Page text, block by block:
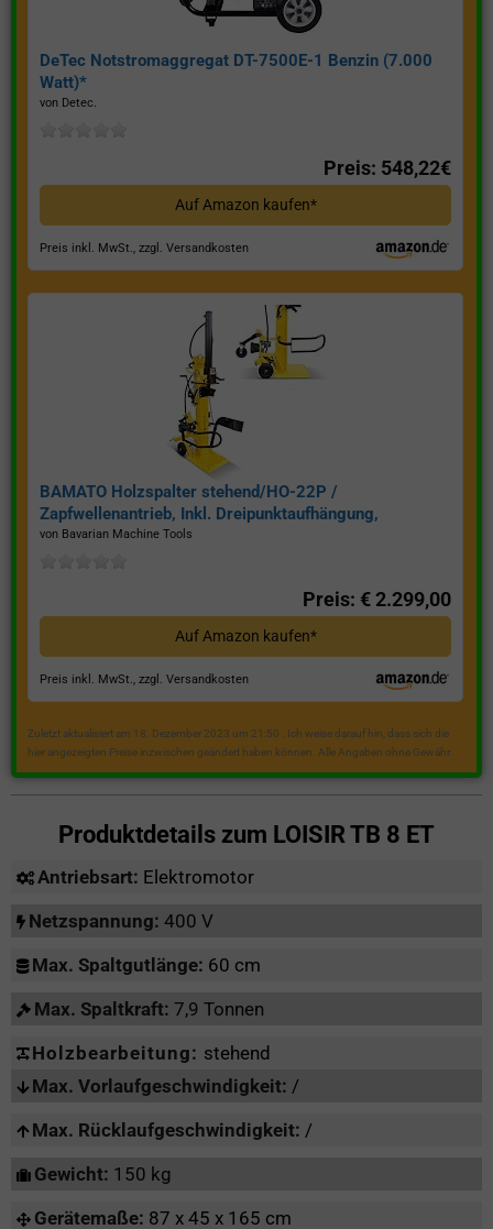
DeTec Notstromaggregat DT-7500E-1 Benzin (7.000
Watt)*
von Detec.
Preis: 548,22€
Auf Amazon kaufen*
Preis inkl. MwSt., zzgl. Versandkosten
BAMATO Holzspalter stehend/HO-22P /
Zapfwellenantrieb, Inkl. Dreipunktaufhängung,
Spaltkraft 22 Tonnen*
von Bavarian Machine Tools
Preis: € 2.299,00
Auf Amazon kaufen*
Preis inkl. MwSt., zzgl. Versandkosten
Zuletzt aktualisiert am 18. Dezember 2023 um 21:50 . Ich weise darauf hin, dass sich die
hier angezeigten Preise inzwischen geändert haben können. Alle Angaben ohne Gewähr.
Produktdetails zum LOISIR TB 8 ET
Antriebsart: Elektromotor
Netzspannung: 400 V
Max. Spaltgutlänge: 60 cm
Max. Spaltkraft: 7,9 Tonnen
Holzbearbeitung: stehend
Max. Vorlaufgeschwindigkeit: /
Max. Rücklaufgeschwindigkeit: /
Gewicht: 150 kg
Gerätemaße: 87 x 45 x 165 cm